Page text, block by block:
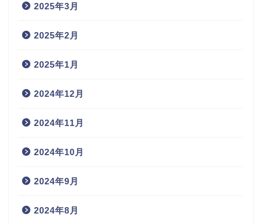
2025年3月
2025年2月
2025年1月
2024年12月
2024年11月
2024年10月
2024年9月
2024年8月